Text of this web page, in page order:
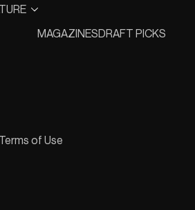
MAGAZINESDRAFT PICKS
Terms of Use